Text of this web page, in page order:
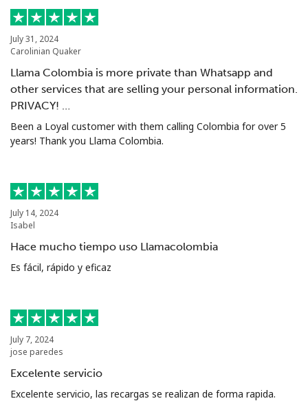
July 31, 2024
Carolinian Quaker
Llama Colombia is more private than Whatsapp and
other services that are selling your personal information.
PRIVACY! …
Been a Loyal customer with them calling Colombia for over 5
years! Thank you Llama Colombia.
July 14, 2024
Isabel
Hace mucho tiempo uso Llamacolombia
Es fácil, rápido y eficaz
July 7, 2024
jose paredes
Excelente servicio
Excelente servicio, las recargas se realizan de forma rapida.